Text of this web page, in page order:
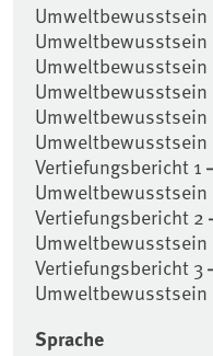
Vertiefungsbericht 1
Vertiefungsbericht 2
Vertiefungsbericht 3
Sprache